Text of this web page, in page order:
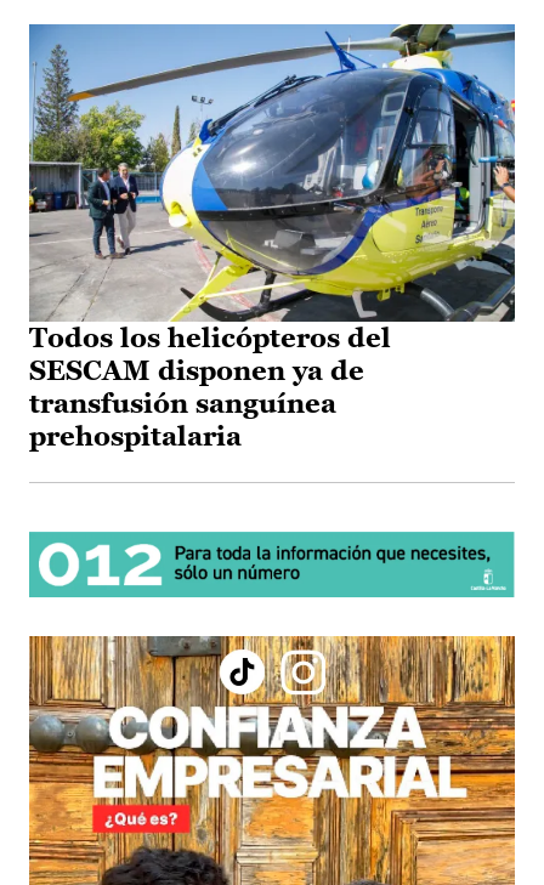
Todos los helicópteros del
SESCAM disponen ya de
transfusión sanguínea
prehospitalaria